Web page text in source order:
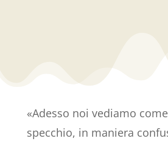
«Adesso noi vediamo
specchio, in maniera